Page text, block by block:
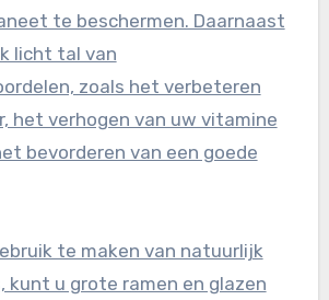
te beschermen. Daarnaast
licht tal van
zoals het verbeteren
het verhogen van uw vitamine
bevorderen van een goede
te maken van natuurlijk
kunt u grote ramen en glazen